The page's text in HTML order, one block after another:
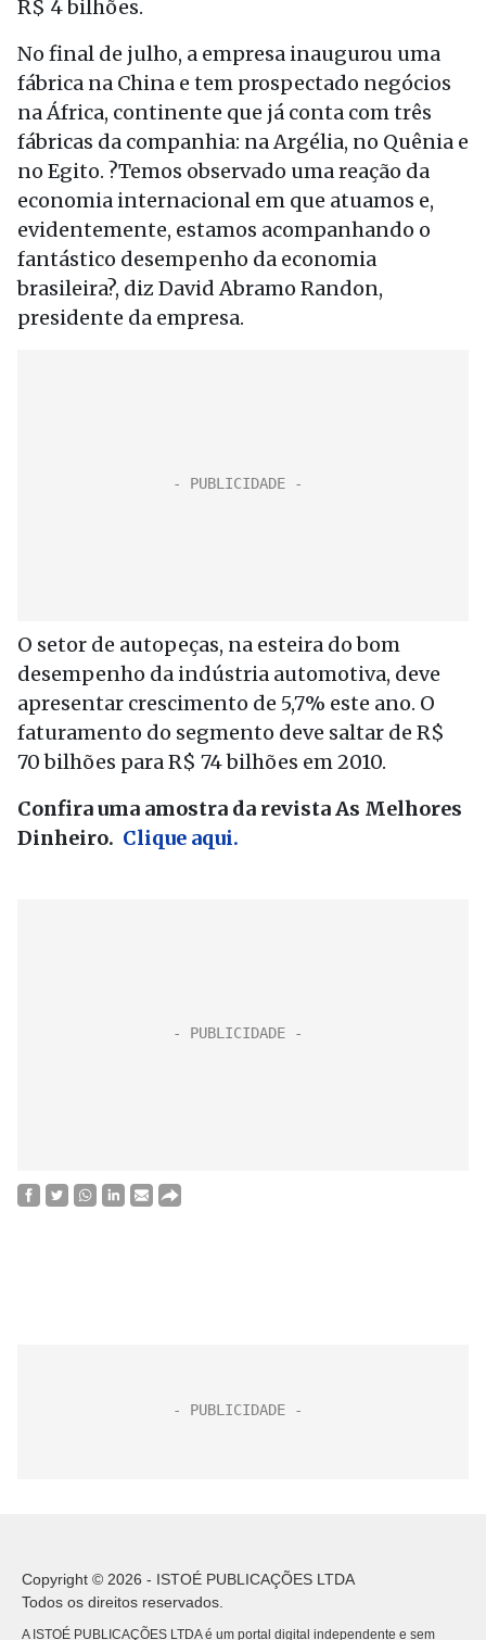
R$ 4 bilhões.
No final de julho, a empresa inaugurou uma
fábrica na China e tem prospectado negócios
na África, continente que já conta com três
fábricas da companhia: na Argélia, no Quênia e
no Egito. ?Temos observado uma reação da
economia internacional em que atuamos e,
evidentemente, estamos acompanhando o
fantástico desempenho da economia
brasileira?, diz David Abramo Randon,
presidente da empresa.
O setor de autopeças, na esteira do bom
desempenho da indústria automotiva, deve
apresentar crescimento de 5,7% este ano. O
faturamento do segmento deve saltar de R$
70 bilhões para R$ 74 bilhões em 2010.
Confira uma amostra da revista As Melhores
Dinheiro. Clique aqui.
Copyright © 2026 - ISTOÉ PUBLICAÇÕES LTDA
Todos os direitos reservados.
A ISTOÉ PUBLICAÇÕES LTDA é um portal digital independente e sem